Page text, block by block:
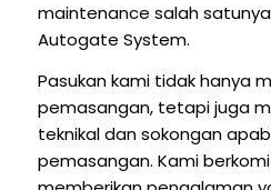
maintenance salah satunya
Autogate System.
Pasukan kami tidak hanya
pemasangan, tetapi juga
teknikal dan sokongan
pemasangan. Kami